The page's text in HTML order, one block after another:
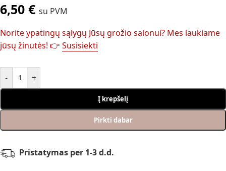
6,50 € su PVM
Norite ypatingų sąlygų Jūsų grožio salonui? Mes laukiame
jūsų žinutės! 👉 Susisiekti
- +
Į krepšelį
Pirkti dabar
Pristatymas per 1-3 d.d.